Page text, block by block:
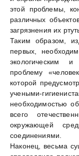
этой проблемы,
различных
загрязнения их
Таким образом,
первых,
экологическим
проблему
которой
учеными-
необходимостью
всего
окружающей
соединениями.
Наконец, весьма